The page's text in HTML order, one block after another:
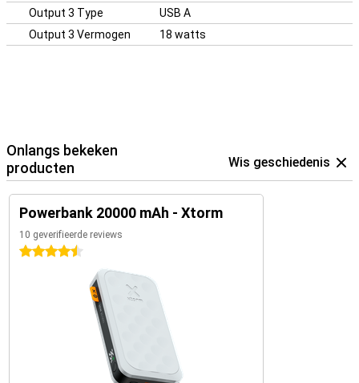
Output 3 Type
USB A
Output 3 Vermogen
18 watts
Onlangs bekeken
producten
Wis geschiedenis
Powerbank 20000 mAh - Xtorm
10 geverifieerde reviews
4.5 sterren